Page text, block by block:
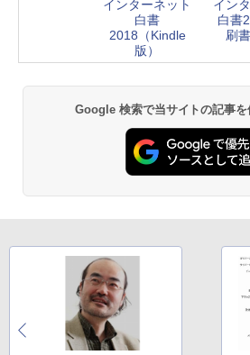
インターネット
白書
2018（Kindle
版）
イン
白書
刷
Google 検索で当サイトの記事を